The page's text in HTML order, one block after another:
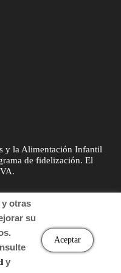
y la Alimentación Infantil
de fidelización. El
otras
su
y
Aceptar
. Derechos de autor